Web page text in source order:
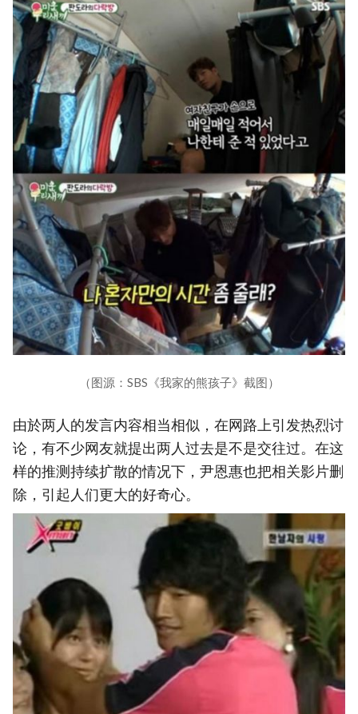
（图源：SBS《我家的熊孩子》截图）
由於两人的发言内容相当相似，在网路上引发热烈讨
论，有不少网友就提出两人过去是不是交往过。在这
样的推测持续扩散的情况下，尹恩惠也把相关影片删
除，引起人们更大的好奇心。